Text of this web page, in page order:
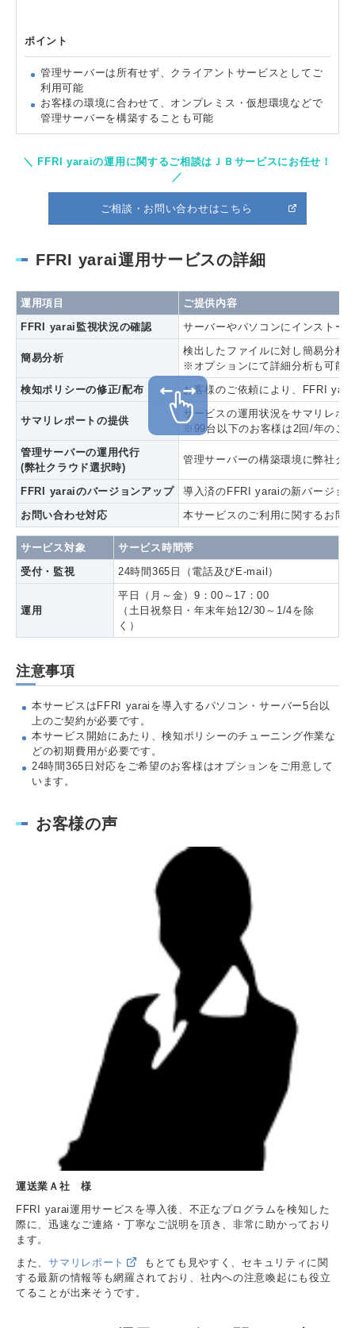
ポイント
管理サーバーは所有せず、クライアントサービスとしてご
利用可能
お客様の環境に合わせて、オンプレミス・仮想環境などで
管理サーバーを構築することも可能
＼ FFRI yaraiの運用に関するご相談はＪＢサービスにお任せ！
／
ご相談・お問い合わせはこちら
FFRI yarai運用サービスの詳細
運用項目
ご提供内容
FFRI yarai監視状況の確認
サーバーやパソコンにインストー
簡易分析
検出したファイルに対し簡易分析
※オプションにて詳細分析も可能
検知ポリシーの修正/配布
お客様のご依頼により、FFRI
サマリレポートの提供
サービスの運用状況をサマリレポ
※99台以下のお客様は2回/年のご
管理サーバーの運用代行
(弊社クラウド選択時)
管理サーバーの構築環境に弊社ク
FFRI yaraiのバージョンアップ
導入済のFFRI yaraiの新バージョ
お問い合わせ対応
本サービスのご利用に関するお問
サービス対象
サービス時間帯
受付・監視
24時間365日（電話及びE-mail）
運用
平日（月～金）9：00～17：00
（土日祝祭日・年末年始12/30～1/4を除
く）
注意事項
本サービスはFFRI yaraiを導入するパソコン・サーバー5台以
上のご契約が必要です。
本サービス開始にあたり、検知ポリシーのチューニング作業な
どの初期費用が必要です。
24時間365日対応をご希望のお客様はオプションをご用意して
います。
お客様の声
運送業Ａ社 様
FFRI yarai運用サービスを導入後、不正なプログラムを検知した
際に、迅速なご連絡・丁寧なご説明を頂き、非常に助かっており
ます。
また、サマリレポート
もとても見やすく、セキュリティに関
する最新の情報等も網羅されており、社内への注意喚起にも役立
てることが出来そうです。